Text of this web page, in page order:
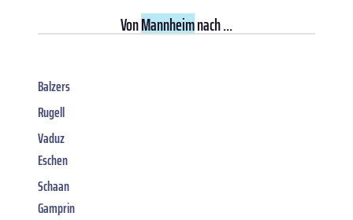
VonMannheimnach ...
Balzers
Rugell
Vaduz
Eschen
Schaan
Gamprin